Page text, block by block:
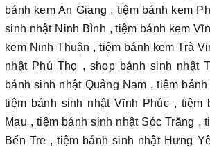
bánh kem An Giang , tiệm bánh kem
sinh nhật Ninh Bình , tiệm bánh kem
kem Ninh Thuận , tiệm bánh kem Trà
nhật Phú Thọ , shop bánh sinh nhật
bánh sinh nhật Quảng Nam , tiệm
tiệm bánh sinh nhật Vĩnh Phúc , tiệm
Mau , tiệm bánh sinh nhật Sóc Trăng ,
Bến Tre , tiệm bánh sinh nhật Hưng